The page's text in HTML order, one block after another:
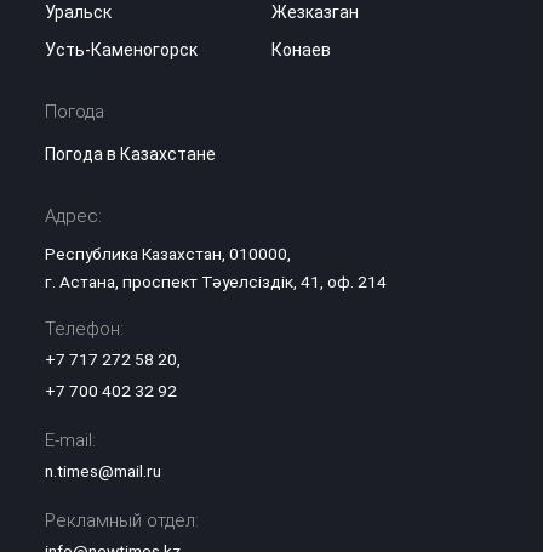
Уральск
Жезказган
Усть-Каменогорск
Конаев
Погода
Погода в Казахстане
Адрес:
Республика Казахстан, 010000,
г. Астана, проспект Тәуелсіздік, 41, оф. 214
Телефон:
+7 717 272 58 20
+7 700 402 32 92
E-mail:
n.times@mail.ru
Рекламный отдел: